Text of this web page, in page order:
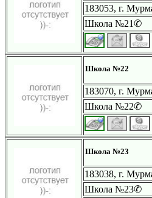
183053, г.
Школа №21✆
Школа №22
183070, г.
Школа №22✆
Школа №23
183038, г.
Школа №23✆